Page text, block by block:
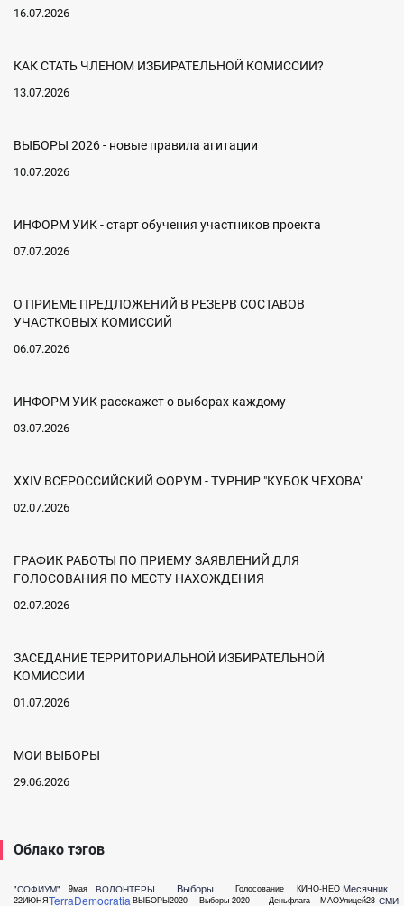
16.07.2026
КАК СТАТЬ ЧЛЕНОМ ИЗБИРАТЕЛЬНОЙ КОМИССИИ?
13.07.2026
ВЫБОРЫ 2026 - новые правила агитации
10.07.2026
ИНФОРМ УИК - старт обучения участников проекта
07.07.2026
О ПРИЕМЕ ПРЕДЛОЖЕНИЙ В РЕЗЕРВ СОСТАВОВ
УЧАСТКОВЫХ КОМИССИЙ
06.07.2026
ИНФОРМ УИК расскажет о выборах каждому
03.07.2026
XXIV ВСЕРОССИЙСКИЙ ФОРУМ - ТУРНИР "КУБОК ЧЕХОВА"
02.07.2026
ГРАФИК РАБОТЫ ПО ПРИЕМУ ЗАЯВЛЕНИЙ ДЛЯ
ГОЛОСОВАНИЯ ПО МЕСТУ НАХОЖДЕНИЯ
02.07.2026
ЗАСЕДАНИЕ ТЕРРИТОРИАЛЬНОЙ ИЗБИРАТЕЛЬНОЙ
КОМИССИИ
01.07.2026
МОИ ВЫБОРЫ
29.06.2026
Облако тэгов
"СОФИУМ"
22ИЮНЯ
9мая
TerraDemocratia
ВОЛОНТЕРЫ
ВЫБОРЫ2020
Выборы
Выборы 2020
Голосование
Деньфлага
КИНО-НЕО
МАОУлицей28
Месячник
СМИ